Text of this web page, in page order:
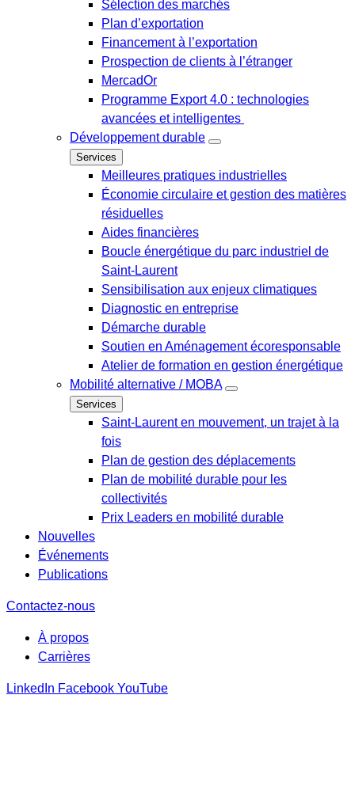
Sélection des marchés
Plan d’exportation
Financement à l’exportation
Prospection de clients à l’étranger
MercadOr
Programme Export 4.0 : technologies
avancées et intelligentes
Développement durable
Services
Meilleures pratiques industrielles
Économie circulaire et gestion des matières
résiduelles
Aides financières
Boucle énergétique du parc industriel de
Saint-Laurent
Sensibilisation aux enjeux climatiques
Diagnostic en entreprise
Démarche durable
Soutien en Aménagement écoresponsable
Atelier de formation en gestion énergétique
Mobilité alternative / MOBA
Services
Saint-Laurent en mouvement, un trajet à la
fois
Plan de gestion des déplacements
Plan de mobilité durable pour les
collectivités
Prix Leaders en mobilité durable
Nouvelles
Événements
Publications
Contactez-nous
À propos
Carrières
LinkedIn Facebook YouTube